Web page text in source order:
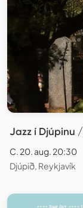
Jazz í Djúpinu
C. 20. aug. 20:30
Djúpið, Reykjavík